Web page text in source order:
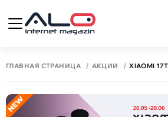
ГЛАВНАЯ СТРАНИЦА АКЦИИ XIAOMI